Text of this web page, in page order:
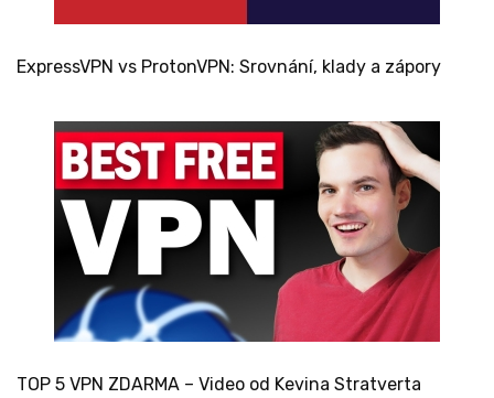
ExpressVPN vs ProtonVPN: Srovnání, klady a zápory
TOP 5 VPN ZDARMA – Video od Kevina Stratverta